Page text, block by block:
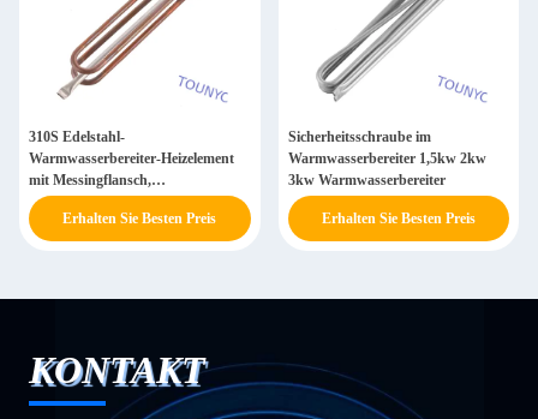
310S Edelstahl-
Warmwasserbereiter-Heizelement
mit Messingflansch,
hochtemperatur- und
korrosionsbeständig
Erhalten Sie Besten Preis
Sicherheitsschraube im
Warmwasserbereiter 1,5kw 2kw
3kw Warmwasserbereiter
Erhalten Sie Besten Preis
KONTAKT